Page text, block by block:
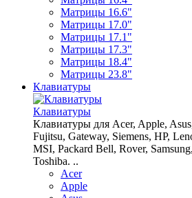
Матрицы 16.6"
Матрицы 17.0"
Матрицы 17.1"
Матрицы 17.3"
Матрицы 18.4"
Матрицы 23.8"
Клавиатуры
Клавиатуры
Клавиатуры для Acer, Apple,
Fujitsu, Gateway, Siemens, HP,
MSI, Packard Bell, Rover,
Toshiba. ..
Acer
Apple